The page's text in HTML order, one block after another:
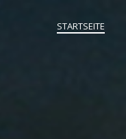
STARTSEITE